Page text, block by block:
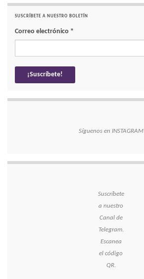
SUSCRÍBETE A NUESTRO BOLETÍN
Correo electrónico *
Síguenos en INSTAGRAM
Suscríbete
a nuestro
Canal de
Telegram.
Escanea
el código
QR.